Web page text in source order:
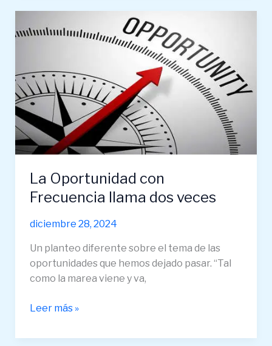
La Oportunidad con
Frecuencia llama dos veces
diciembre 28, 2024
Un planteo diferente sobre el tema de las
oportunidades que hemos dejado pasar. “Tal
como la marea viene y va,
Oportunidad
llama
dos
veces
Leer más »